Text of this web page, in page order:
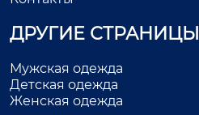
ДРУГИЕ СТРАНИЦЫ
Мужская одежда
Детская одежда
Женская одежда